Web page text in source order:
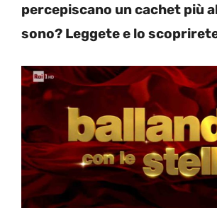
percepiscano un cachet più
sono? Leggete e lo